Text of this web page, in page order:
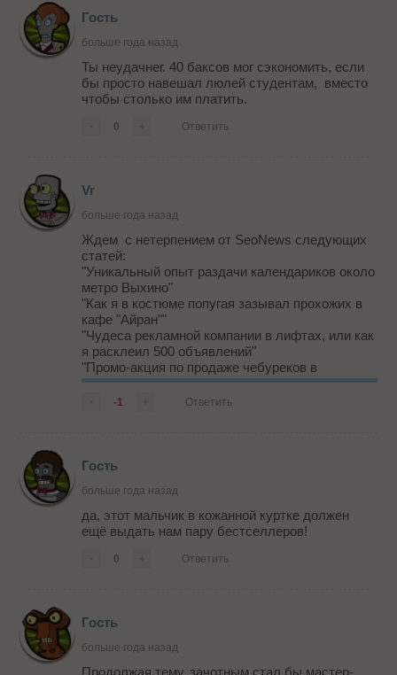
Гость
больше года назад
Ты неудачнег. 40 баксов мог сэкономить, если
бы просто навешал люлей студентам, вместо
чтобы столько им платить.
0 Ответить
Vr
больше года назад
Ждем с нетерпением от SeoNews следующих
статей:
"Уникальный опыт раздачи календариков около
метро Выхино"
"Как я в костюме попугая зазывал прохожих в
кафе "Айран""
"Чудеса рекламной компании в лифтах, или как
я расклеил 500 объявлений"
"Промо-акция по продаже чебуреков в
переходе: мифы и реальность"
-1 Ответить
Гость
больше года назад
да, этот мальчик в кожанной куртке должен
ещё выдать нам пару бестселлеров!
0 Ответить
Гость
больше года назад
Продолжая тему, зачотным стал бы мастер-